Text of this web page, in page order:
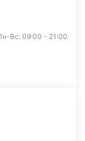
Вс: 09:00 - 21:00